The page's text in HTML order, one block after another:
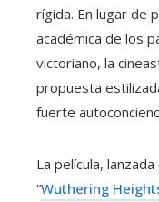
rígida. En lugar de
académica de los
victoriano, la
propuesta
fuerte
La película,
“Wuthering